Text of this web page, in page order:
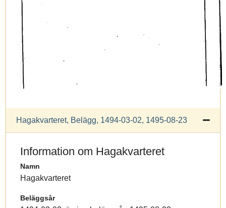
Hagakvarteret, Belägg, 1494-03-02, 1495-08-23
Information om Hagakvarteret
Namn
Hagakvarteret
Beläggsår